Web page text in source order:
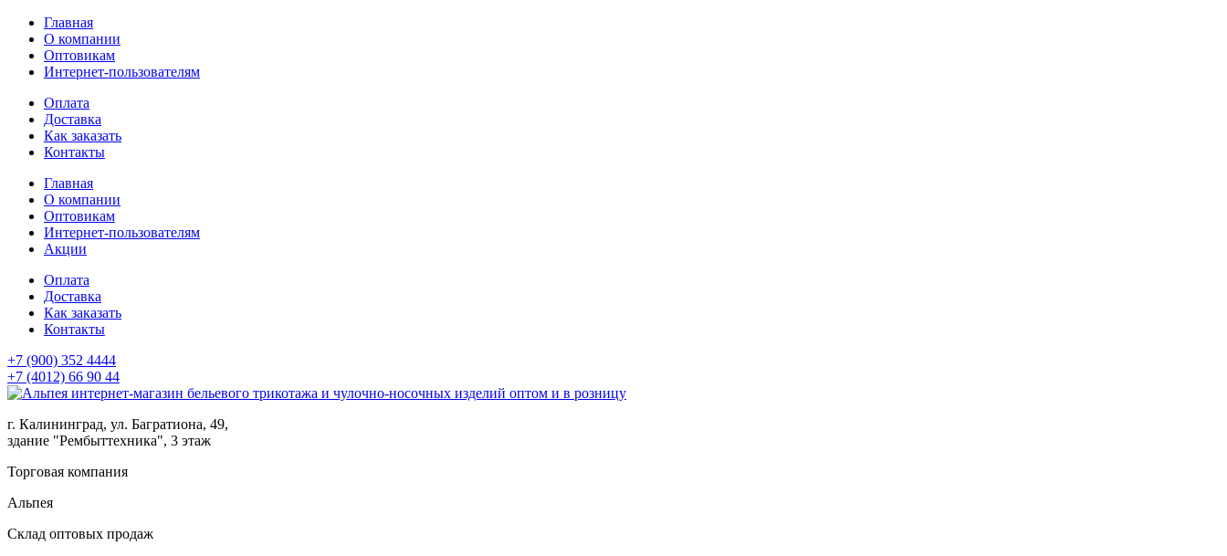
Главная
О компании
Оптовикам
Интернет-пользователям
Оплата
Доставка
Как заказать
Контакты
Главная
О компании
Оптовикам
Интернет-пользователям
Акции
Оплата
Доставка
Как заказать
Контакты
+7 (900) 352 4444
+7 (4012) 66 90 44
г. Калининград, ул. Багратиона, 49,
здание "Рембыттехника", 3 этаж
Торговая компания
Альпея
Склад оптовых продаж